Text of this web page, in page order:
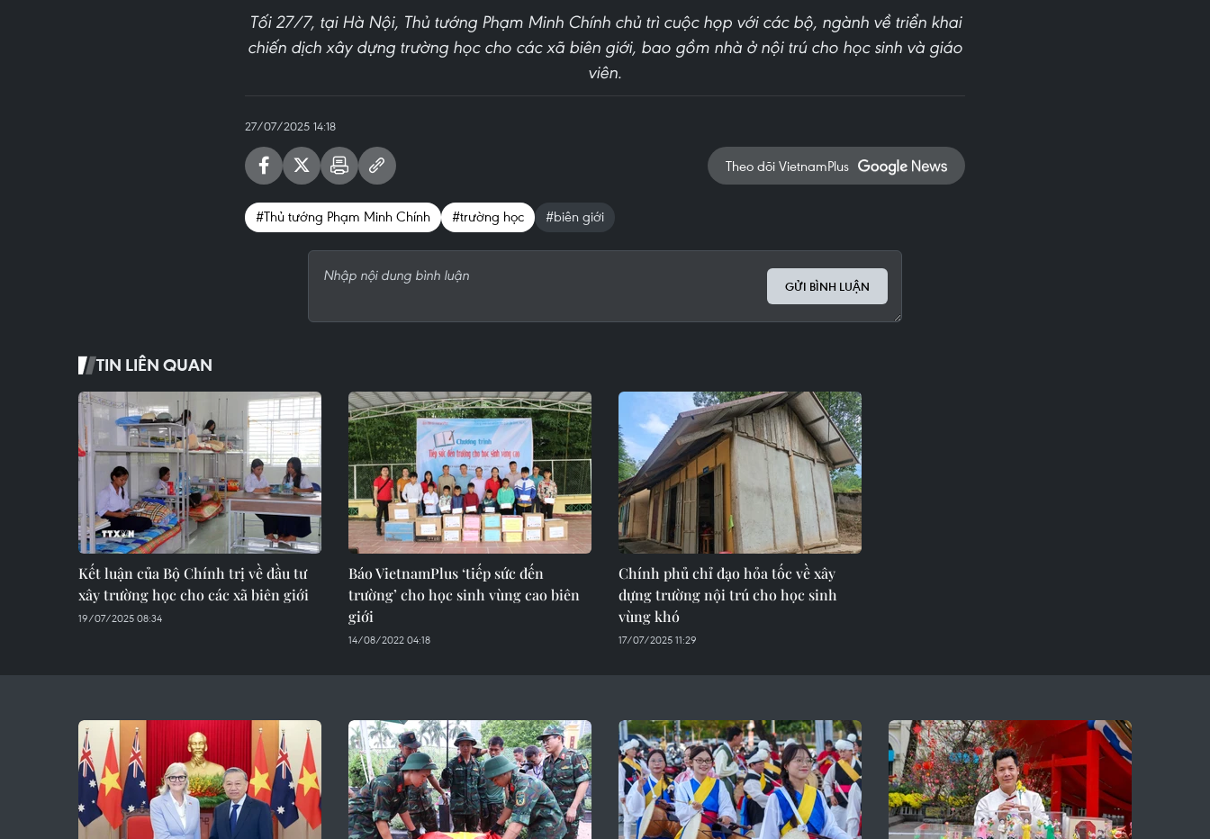
Tối 27/7, tại Hà Nội, Thủ tướng Phạm Minh Chính chủ trì cuộc họp với các bộ, ngành về triển khai
chiến dịch xây dựng trường học cho các xã biên giới, bao gồm nhà ở nội trú cho học sinh và giáo
viên.
27/07/2025 14:18
Theo dõi VietnamPlus
#Thủ tướng Phạm Minh Chính #trường học #biên giới
GỬI BÌNH LUẬN
TIN LIÊN QUAN
Kết luận của Bộ Chính trị về đầu tư
xây trường học cho các xã biên giới
19/07/2025 08:34
Báo VietnamPlus ‘tiếp sức đến
trường’ cho học sinh vùng cao biên
giới
14/08/2022 04:18
Chính phủ chỉ đạo hỏa tốc về xây
dựng trường nội trú cho học sinh
vùng khó
17/07/2025 11:29